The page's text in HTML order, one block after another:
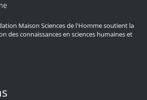
Maison Sciences de l'Homme soutient la
des connaissances en sciences humaines et